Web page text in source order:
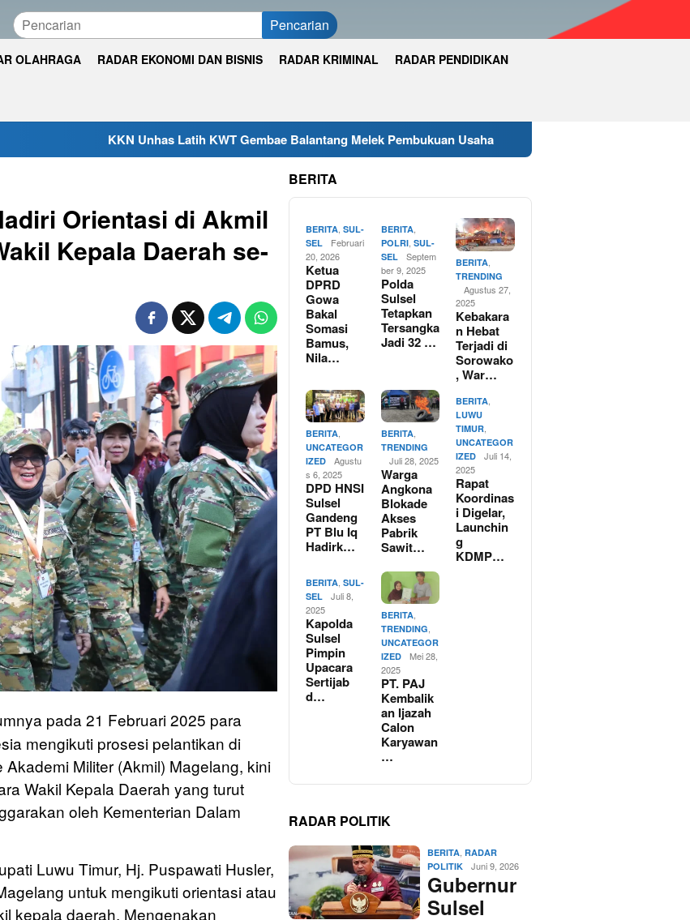
Pencarian
OLAHRAGA RADAR EKONOMI DAN BISNIS RADAR KRIMINAL RADAR PENDIDIKAN
KKN Unhas Latih KWT Gembae Balantang Melek Pembukuan Usaha Wakapolres Luwu Timur Hadiri Rapat
Orientasi di Akmil
Kepala Daerah se-
pada 21 Februari 2025 para
mengikuti prosesi pelantikan di
Militer (Akmil) Magelang, kini
Wakil Kepala Daerah yang turut
oleh Kementerian Dalam
Luwu Timur, Hj. Puspawati Husler,
untuk mengikuti orientasi atau
kepala daerah. Mengenakan
BERITA
BERITA ,SUL-
SEL
Februari
20, 2026
Ketua
DPRD
Gowa
Bakal
Somasi
Bamus,
Nila…
BERITA,
POLRI, SUL-
SEL
Septem
ber 9, 2025
Polda
Sulsel
Tetapkan
Tersangka
Jadi 32 …
BERITA
TRENDING
Agustus 27,
2025
Kebakara
n Hebat
Terjadi di
Sorowako
, War…
BERITA,
UNCATEGOR
IZED
Agustu
s 6, 2025
DPD HNSI
Sulsel
Gandeng
PT Blu Iq
Hadirk…
BERITA,
TRENDING
Juli 28, 2025
Warga
Angkona
Blokade
Akses
Pabrik
Sawit…
BERITA
LUWU
TIMUR
UNCATEGOR
IZED
Juli 14,
2025
Rapat
Koordinas
i Digelar,
Launchin
g
KDMP…
BERITA ,SUL-
SEL
Juli 8,
2025
Kapolda
Sulsel
Pimpin
Upacara
Sertijab
d…
BERITA,
TRENDING,
UNCATEGOR
IZED
Mei 28,
2025
PT. PAJ
Kembalik
an Ijazah
Calon
Karyawan
…
RADAR POLITIK
BERITA,RADAR
POLITIK
Juni 9, 2026
Gubernur
Sulsel